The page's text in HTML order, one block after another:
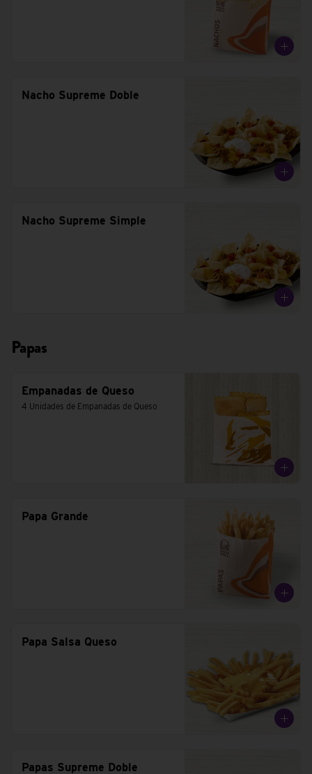
Nacho Supreme Doble
Nacho Supreme Simple
Papas
Empanadas de Queso
4 Unidades de Empanadas de Queso
Papa Grande
Papa Salsa Queso
Papas Supreme Doble